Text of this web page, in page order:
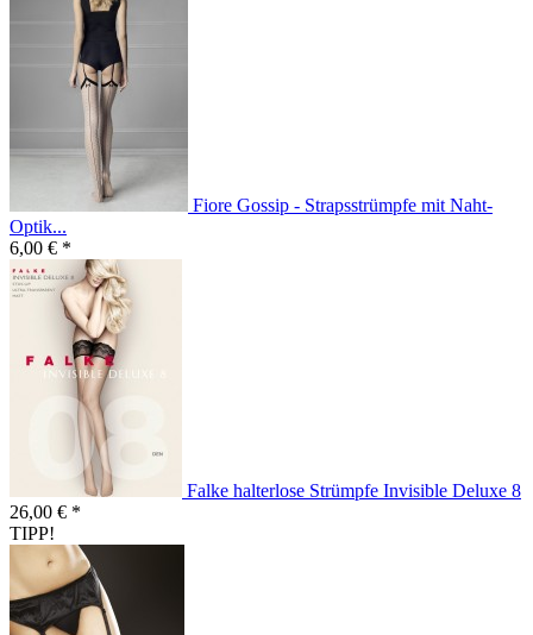
Fiore Gossip - Strapsstrümpfe mit Naht-
Optik...
6,00 € *
Falke halterlose Strümpfe Invisible Deluxe 8
26,00 € *
TIPP!